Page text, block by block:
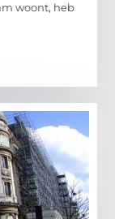
woont, heb